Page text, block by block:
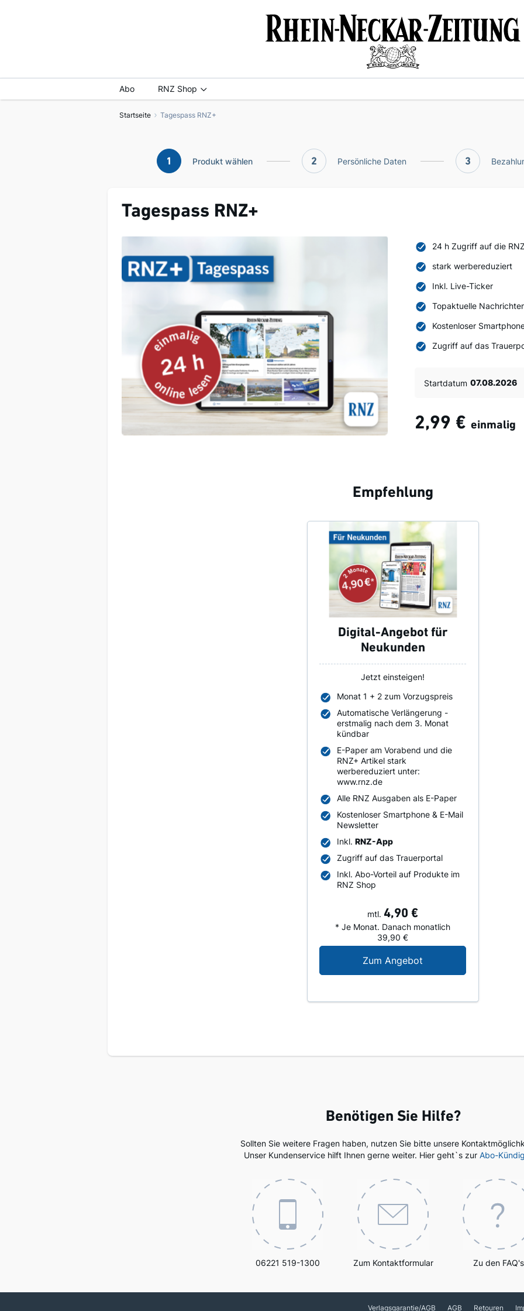
Abo RNZ Shop
Startseite Tagespass RNZ+
1 Produkt wählen 2 Persönliche Daten 3
Tagespass RNZ+
24 h Zugriff auf die
stark werbereduziert
Inkl. Live-Ticker
Topaktuelle
Kostenloser
Zugriff auf das
Startdatum
einmalig
2,99 €
Empfehlung
Digital-Angebot für
Neukunden
Jetzt einsteigen!
Monat 1 + 2 zum Vorzugspreis
Automatische Verlängerung -
erstmalig nach dem 3. Monat
kündbar
E-Paper am Vorabend und die
RNZ+ Artikel stark
werbereduziert unter:
www.rnz.de
Alle RNZ Ausgaben als E-Paper
Kostenloser Smartphone & E-Mail
Newsletter
Inkl.RNZ-App
Zugriff auf das Trauerportal
Inkl. Abo-Vorteil auf Produkte im
RNZ Shop
mtl. 4,90 €
* Je Monat. Danach monatlich
39,90 €
Zum Angebot
Benötigen Sie Hilfe?
Sollten Sie weitere Fragen haben, nutzen Sie bitte unsere
Unser Kundenservice hilft Ihnen gerne weiter. Hier geht`s zur Abo-
06221 519-1300 Zum Kontaktformular Zu den FAQ's
Verlagsgarantie/AGB AGB Retouren